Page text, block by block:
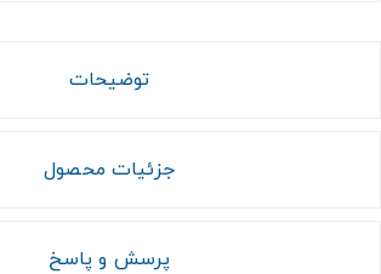
توضیحات
جزئیات محصول
پرسش و پاسخ